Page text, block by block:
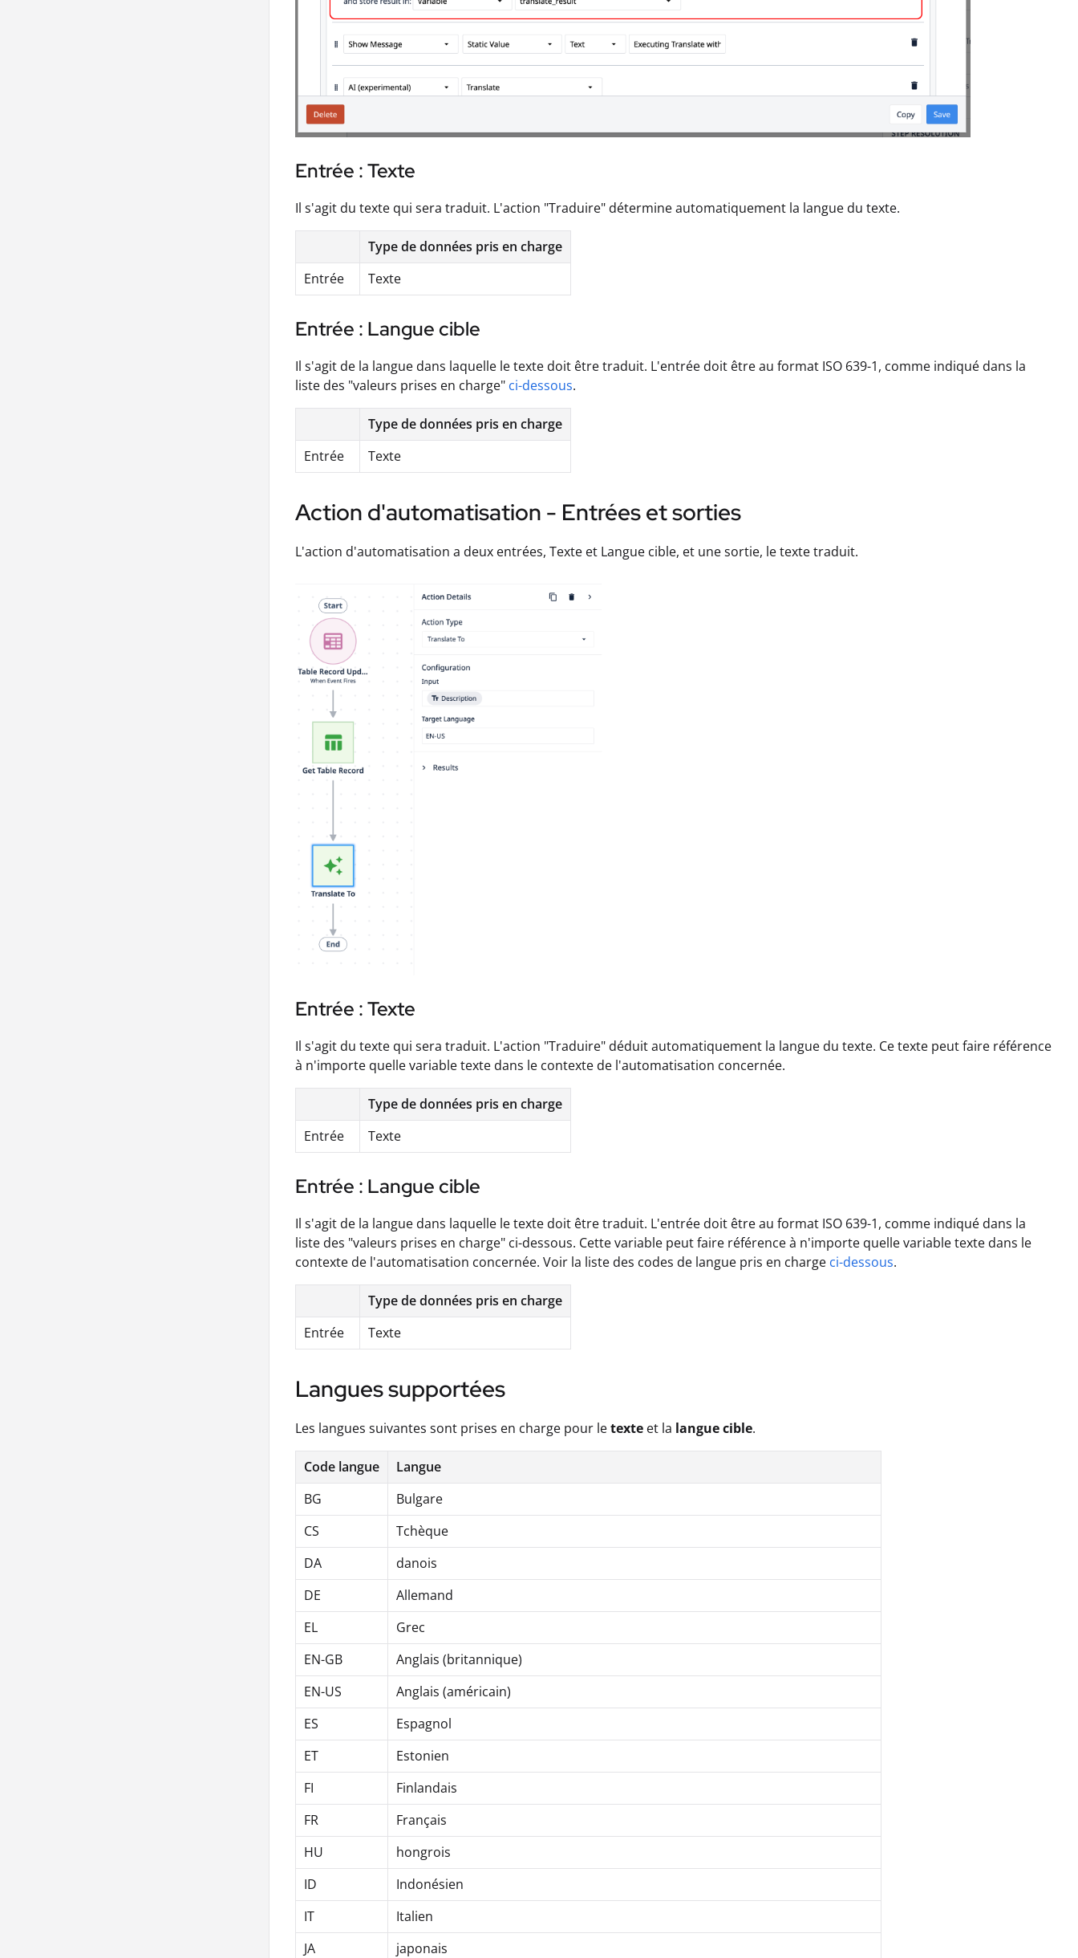
Entrée : Texte
Il s'agit du texte qui sera traduit. L'action "Traduire" détermine automatiquement la langue du texte.
Type de données pris en charge
Entrée
Texte
Entrée : Langue cible
Il s'agit de la langue dans laquelle le texte doit être traduit. L'entrée doit être au format ISO 639-1, comme indiqué dans la
liste des "valeurs prises en charge" ci-dessous.
Type de données pris en charge
Entrée
Texte
Action d'automatisation - Entrées et sorties
L'action d'automatisation a deux entrées, Texte et Langue cible, et une sortie, le texte traduit.
Entrée : Texte
Il s'agit du texte qui sera traduit. L'action "Traduire" déduit automatiquement la langue du texte. Ce texte peut faire référence
à n'importe quelle variable texte dans le contexte de l'automatisation concernée.
Type de données pris en charge
Entrée
Texte
Entrée : Langue cible
Il s'agit de la langue dans laquelle le texte doit être traduit. L'entrée doit être au format ISO 639-1, comme indiqué dans la
liste des "valeurs prises en charge" ci-dessous. Cette variable peut faire référence à n'importe quelle variable texte dans le
contexte de l'automatisation concernée. Voir la liste des codes de langue pris en charge ci-dessous.
Type de données pris en charge
Entrée
Texte
Langues supportées
Les langues suivantes sont prises en charge pour letexte et la langue cible.
Code langue
Langue
BG
Bulgare
CS
Tchèque
DA
danois
DE
Allemand
EL
Grec
EN-GB
Anglais (britannique)
EN-US
Anglais (américain)
ES
Espagnol
ET
Estonien
FI
Finlandais
FR
Français
HU
hongrois
ID
Indonésien
IT
Italien
JA
japonais